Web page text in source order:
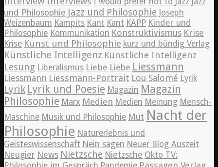
und Philosophie Jazz und Philosophie Joseph
Weizenbaum Kampits Kant Kant KAPP Kinder und
Philosophie Kommunikation Konstruktivismus Krise
Krise Kunst und Philosophie kurz und bündig Verlag
Künstliche Intelligenz Künstliche Intelligenz
Lesung Liberalismus Liebe Liebe Liessmann
Liessmann Liessmann-Portrait Lou Salomé Lyrik
Lyrik Lyrik und Poesie Magazin Magazin
Philosophie Marx Medien Medien Meinung Mensch-
Maschine Musik und Philosophie Mut Nacht der
Philosophie Naturerlebnis und
Geisteswissenschaft Nein sagen Neuer Blog Auszeit
Neugier News Nietzsche Nietzsche Okto TV: